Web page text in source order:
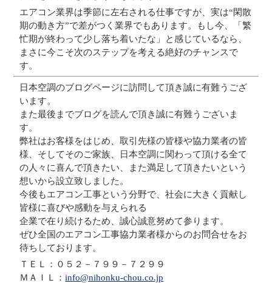
エアコン業界は季節に左右される仕事ですが、実は“閑散
期の動き方”で差がつく業界でもあります。もし今、「繁
忙期が終わって少し落ち着いたな」と感じているなら、
まさに今こそ次のステップを考える絶好のチャンスで
す。
日本空調のブログページに訪問して頂き誠に有難うござ
います。
また最後までブログを読んで頂き誠に有難うございま
す。
弊社はお客様をはじめ、取引先様の皆様や協力業者の皆
様、そしてそのご家族、日本空調に関わって頂ける全て
の人々に喜んで頂きたい、また満足して頂きたいという
想いから設立致しました。
今後もエアコン工事という分野で、社会に大きく貢献し
皆様に喜びや感動を与えられる
企業で在り続けるため、誠心誠意努めて参ります。
ぜひ全国のエアコン工事協力業者様からのお問合せをお
待ちしております。
ＴＥＬ：０５２－７９９－７２９９
ＭＡＩＬ：info@nihonku-chou.co.jp